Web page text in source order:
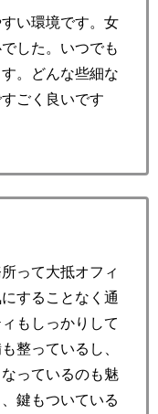
い環境です。女
した。いつでも
。どんな些細な
ごく良いです
って大抵オフィ
することなく通
もしっかりして
整っているし、
っているのも魅
鍵もついている